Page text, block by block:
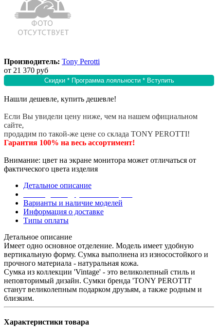
Производитель: Tony Perotti
от 21 370 руб
Скидки * Программа лояльности * Вступить
Нашли дешевле, купить дешевле!
Если Вы увидели цену ниже, чем на нашем официальном
сайте,
продадим по такой-же цене со склада TONY PEROTTI!
Гарантия 100% на весь ассортимент!
Внимание: цвет на экране монитора может отличаться от
фактического цвета изделия
Детальное описание
Варианты и наличие моделей
Информация о доставке
Типы оплаты
Детальное описание
Имеет одно основное отделение. Модель имеет удобную
вертикальную форму. Сумка выполнена из износостойкого и
прочного материала - натуральная кожа.
Сумка из коллекции 'Vintage' - это великолепный стиль и
неповторимый дизайн. Сумки бренда 'TONY PEROTTI'
станут великолепным подарком друзьям, а также родным и
близким.
Характеристики товара